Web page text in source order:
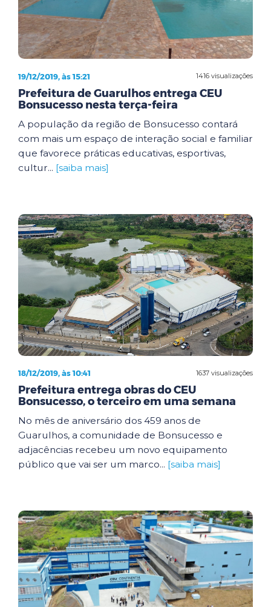
1416 visualizações
19/12/2019, às 15:21
Prefeitura de Guarulhos entrega CEU
Bonsucesso nesta terça-feira
A população da região de Bonsucesso contará
com mais um espaço de interação social e familiar
que favorece práticas educativas, esportivas,
cultur... [saiba mais]
1637 visualizações
18/12/2019, às 10:41
Prefeitura entrega obras do CEU
Bonsucesso, o terceiro em uma semana
No mês de aniversário dos 459 anos de
Guarulhos, a comunidade de Bonsucesso e
adjacências recebeu um novo equipamento
público que vai ser um marco... [saiba mais]